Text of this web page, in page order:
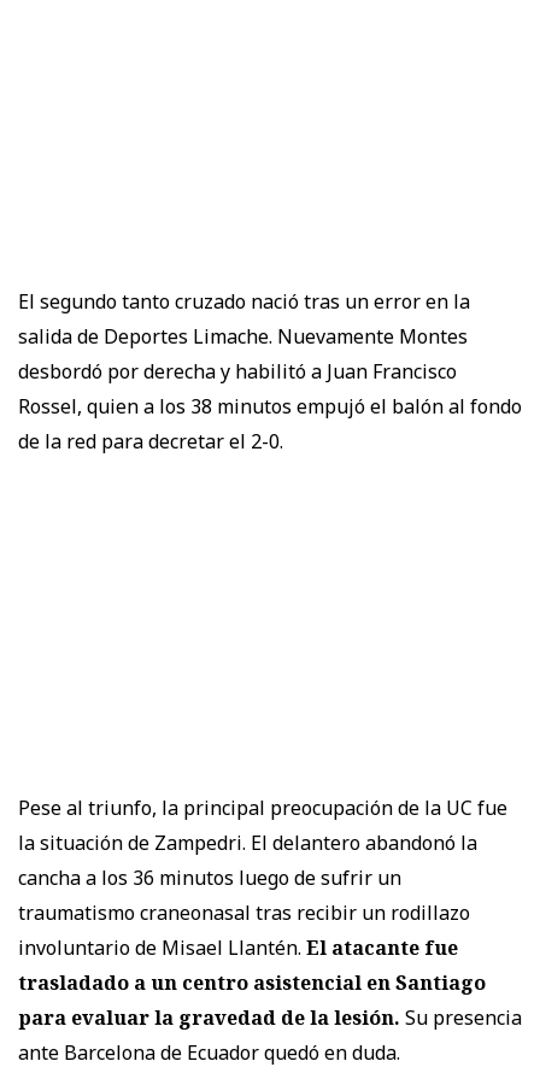
El segundo tanto cruzado nació tras un error en la
salida de Deportes Limache. Nuevamente Montes
desbordó por derecha y habilitó a Juan Francisco
Rossel, quien a los 38 minutos empujó el balón al fondo
de la red para decretar el 2-0.
Pese al triunfo, la principal preocupación de la UC fue
la situación de Zampedri. El delantero abandonó la
cancha a los 36 minutos luego de sufrir un
traumatismo craneonasal tras recibir un rodillazo
involuntario de Misael Llantén. El atacante fue
trasladado a un centro asistencial en Santiago
para evaluar la gravedad de la lesión. Su presencia
ante Barcelona de Ecuador quedó en duda.